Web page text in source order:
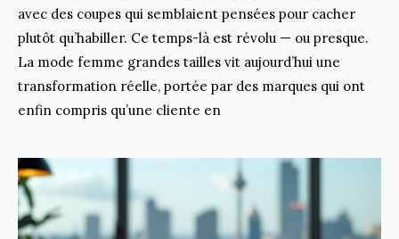
avec des coupes qui semblaient pensées pour cacher
plutôt qu’habiller. Ce temps-là est révolu — ou presque.
La mode femme grandes tailles vit aujourd’hui une
transformation réelle, portée par des marques qui ont
enfin compris qu’une cliente en